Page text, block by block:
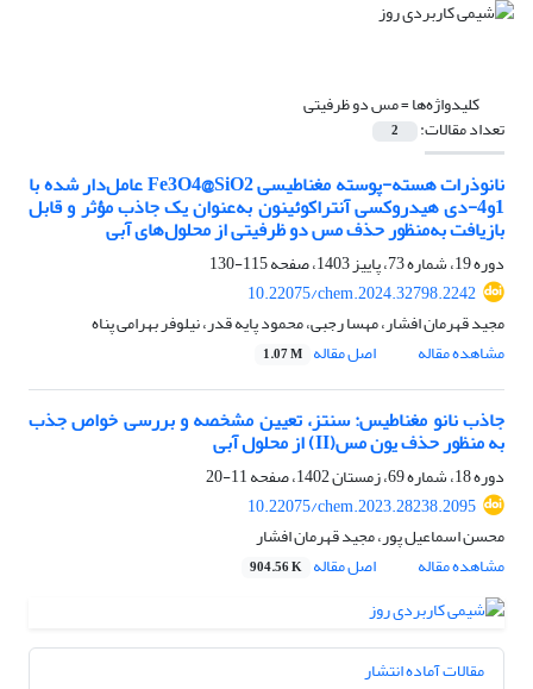
کلیدواژه‌ها =مس دو ظرفیتی
تعداد مقالات: 2
نانوذرات هسته-پوسته مغناطیسی Fe3O4@SiO2 عامل‌دار شده با
1و4-دی هیدروکسی آنتراکوئینون به‌عنوان یک جاذب مؤثر و قابل
بازیافت به‌منظور حذف مس دو ظرفیتی از محلول‌های آبی
دوره 19، شماره 73، پاییز 1403، صفحه
115-130
10.22075/chem.2024.32798.2242
مجید قهرمان افشار، مهسا رجبی، محمود پایه قدر، نیلوفر بهرامی پناه
مشاهده مقاله
اصل مقاله 1.07 M
جاذب نانو مغناطیس: سنتز، تعیین مشخصه و بررسی خواص جذب
به منظور حذف یون مس(II) از محلول آبی
دوره 18، شماره 69، زمستان 1402، صفحه
11-20
10.22075/chem.2023.28238.2095
محسن اسماعیل پور، مجید قهرمان افشار
مشاهده مقاله
اصل مقاله 904.56 K
مقالات آماده انتشار